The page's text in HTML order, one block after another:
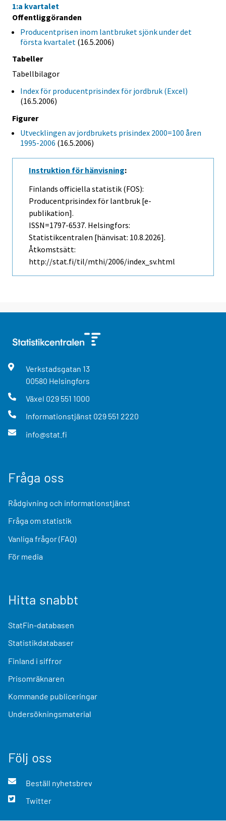
1:a kvartalet
Offentliggöranden
Producentprisen inom lantbruket sjönk under det
första kvartalet (16.5.2006)
Tabeller
Tabellbilagor
Index för producentprisindex för jordbruk (Excel)
(16.5.2006)
Figurer
Utvecklingen av jordbrukets prisindex 2000=100 åren
1995-2006 (16.5.2006)
Instruktion för hänvisning:
Finlands officiella statistik (FOS):
Producentprisindex för lantbruk [e-
publikation].
ISSN=1797-6537. Helsingfors:
Statistikcentralen [hänvisat: 10.8.2026].
Åtkomstsätt:
http://stat.fi/til/mthi/2006/index_sv.html
Verkstadsgatan 13
00580 Helsingfors
Växel 029 551 1000
Informationstjänst 029 551 2220
info@stat.fi
Fråga oss
Rådgivning och informationstjänst
Fråga om statistik
Vanliga frågor (FAQ)
För media
Hitta snabbt
StatFin-databasen
Statistikdatabaser
Finland i siffror
Prisomräknaren
Kommande publiceringar
Undersökningsmaterial
Följ oss
Beställ nyhetsbrev
Twitter